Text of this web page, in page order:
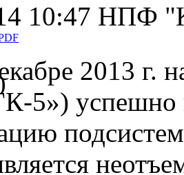
10:47 НПФ
2013 г.
5») успешно